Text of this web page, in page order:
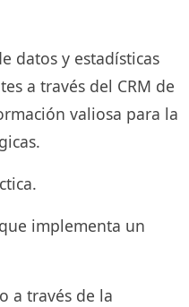
datos y estadísticas
a través del CRM de
valiosa para la
implementa un
a través de la